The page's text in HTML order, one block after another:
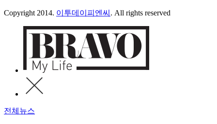
Copyright 2014. 이투데이피엔씨 . All rights reserved
전체뉴스